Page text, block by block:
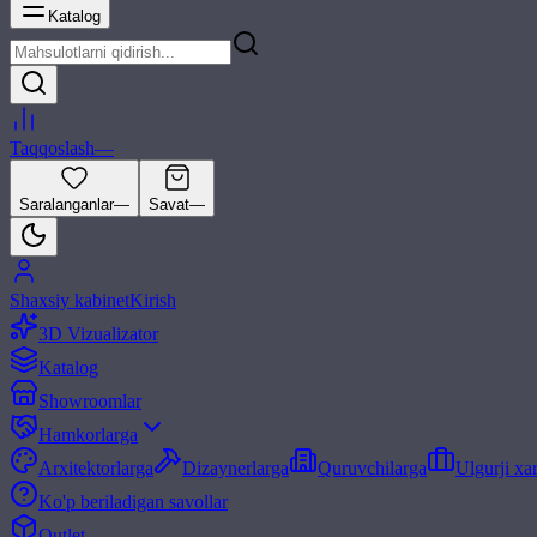
Katalog
Taqqoslash—
Saralanganlar— Savat—
Shaxsiy kabinetKirish
3D Vizualizator
Katalog
Showroomlar
Hamkorlarga
Arxitektorlarga
Dizaynerlarga Quruvchilarga
Ulgurji
Ko'p beriladigan savollar